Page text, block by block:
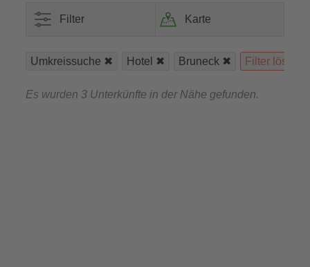
Filter Karte
Umkreissuche Hotel Bruneck Filter
Es wurden 3 Unterkünfte in der Nähe gefunden.